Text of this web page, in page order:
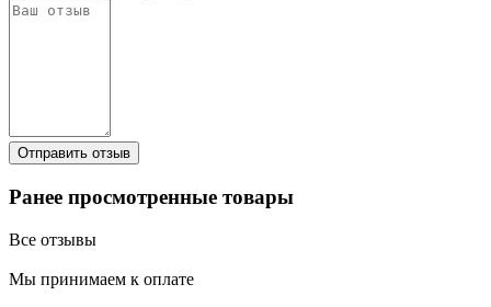
Ранее просмотренные товары
Все отзывы
Мы принимаем к оплате